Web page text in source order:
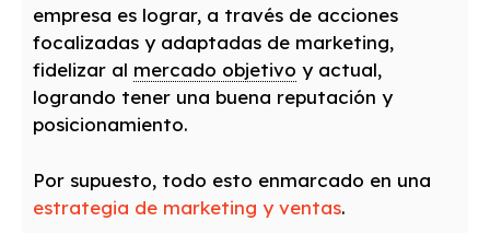
empresa es lograr, a través de acciones
focalizadas y adaptadas de marketing,
fidelizar al mercado objetivo y actual,
logrando tener una buena reputación y
posicionamiento.
Por supuesto, todo esto enmarcado en una
estrategia de marketing y ventas.